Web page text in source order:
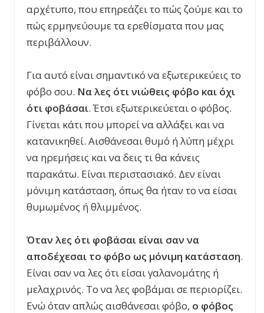
αρχέτυπο, που επηρεάζει το πώς ζούμε και το
πώς ερμηνεύουμε τα ερεθίσματα που μας
περιβάλλουν.
Για αυτό είναι σημαντικό να εξωτερικεύεις το
φόβο σου. Να λες ότι νιώθεις φόβο και όχι
ότι φοβάσαι. Έτσι εξωτερικεύεται ο φόβος.
Γίνεται κάτι που μπορεί να αλλάξει και να
κατανικηθεί. Αισθάνεσαι θυμό ή λύπη μέχρι
να ηρεμήσεις και να δεις τι θα κάνεις
παρακάτω. Είναι περιστασιακό. Δεν είναι
μόνιμη κατάσταση, όπως θα ήταν το να είσαι
θυμωμένος ή θλιμμένος.
Όταν λες ότι φοβάσαι είναι σαν να
αποδέχεσαι το φόβο ως μόνιμη κατάσταση.
Είναι σαν να λες ότι είσαι γαλανομάτης ή
μελαχρινός. Το να λες φοβάμαι σε περιορίζει.
Ενώ όταν απλώς αισθάνεσαι φόβο, ο φόβος